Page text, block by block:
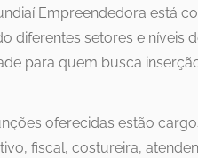
Empreendedora está
diferentes setores e níveis
para quem busca
oferecidas estão
fiscal, costureira,